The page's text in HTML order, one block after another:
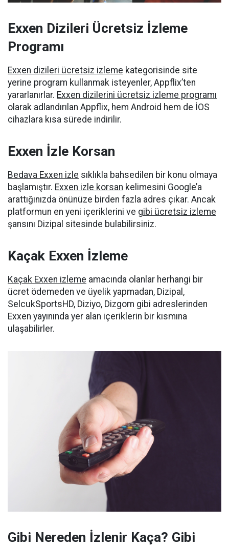
Exxen Dizileri Ücretsiz İzleme
Programı
Exxen dizileri ücretsiz izleme kategorisinde site
yerine program kullanmak isteyenler, Appflix’ten
yararlanırlar. Exxen dizilerini ücretsiz izleme programı
olarak adlandırılan Appflix, hem Android hem de İOS
cihazlara kısa sürede indirilir.
Exxen İzle Korsan
Bedava Exxen izle sıklıkla bahsedilen bir konu olmaya
başlamıştır. Exxen izle korsan kelimesini Google’a
arattığınızda önünüze birden fazla adres çıkar. Ancak
platformun en yeni içeriklerini ve gibi ücretsiz izleme
şansını Dizipal sitesinde bulabilirsiniz.
Kaçak Exxen İzleme
Kaçak Exxen izleme amacında olanlar herhangi bir
ücret ödemeden ve üyelik yapmadan, Dizipal,
SelcukSportsHD, Diziyo, Dizgom gibi adreslerinden
Exxen yayınında yer alan içeriklerin bir kısmına
ulaşabilirler.
Gibi Nereden İzlenir Kaça? Gibi